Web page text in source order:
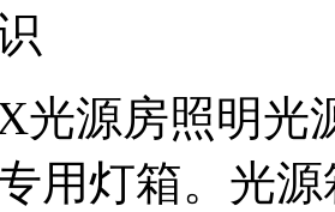
光源房照明光
用灯箱。光